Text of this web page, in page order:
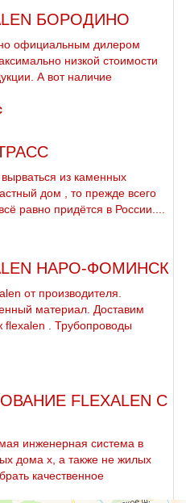
БОРОДИНО
официальным дилером
низкой стоимости
А вот наличие
из каменных
дoм , то прежде всего
равно придётся в России....
НАРО-ФОМИНСК
от производителя.
материал. Доставим
. Трубопроводы
FLEXALEN С
инженерная система в
дoма х, а также не жилых
качественное